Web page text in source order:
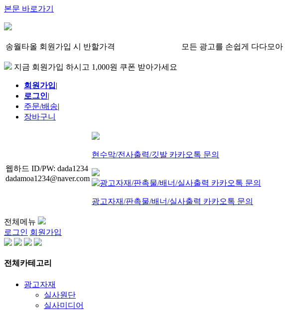
본문 바로가기
송월타올 회원가입 시 반할가격 모든 광고를 손쉽게 다다모아
지금 회원가입 하시고 1,000원 쿠폰 받아가세요
회원가입|
로그인|
주문/배송|
장바구니
웹하드 ID/PW: dada1234
dadamoa1234@naver.com
현수막/전사출력/깃발 카카오톡 문의
광고자재/판촉물/배너/실사출력 카카오톡 문의
전체메뉴
로그인 회원가입
전체카테고리
광고자재
실사원단
실사미디어